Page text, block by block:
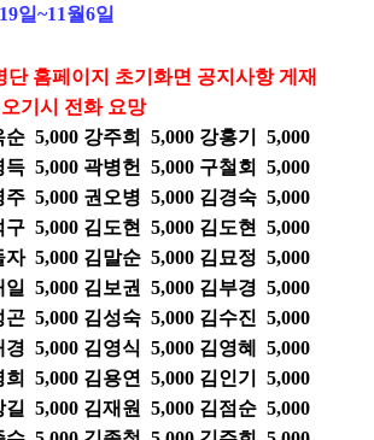
일~11월6일
단 홈페이지 초기화면 공지사항 게재
기시 전화 요망
5,000 강주희 5,000 강홍기 5,000
5,000 곽병헌 5,000 구철회 5,000
5,000 권오병 5,000 김경숙 5,000
5,000 김도현 5,000 김도현 5,000
5,000 김말순 5,000 김묘정 5,000
5,000 김보권 5,000 김부경 5,000
5,000 김성숙 5,000 김수진 5,000
5,000 김영식 5,000 김영혜 5,000
5,000 김용연 5,000 김인기 5,000
5,000 김재원 5,000 김점순 5,000